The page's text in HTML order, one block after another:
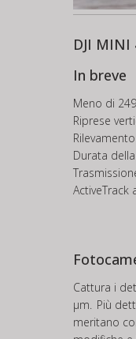
DJI MINI
In breve
Meno di
Riprese
Durata
ActiveTrack
Cattura i
μm. Più
meritano